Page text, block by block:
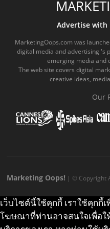
e
b
o
o
k
c
o
t
u
b
e
.
o
o
Advertise with
MarketingOops.com was
digital media and advertising 's
emerging media and
The web site covers digital
creative ideas,
Our
Marketing Oops! | © Copyright
เว็บไซต์นี้ใช้คุกกี้ เราใช้คุกกี้
โฆษณาที่ท่านอาจสนใจเพื่อ